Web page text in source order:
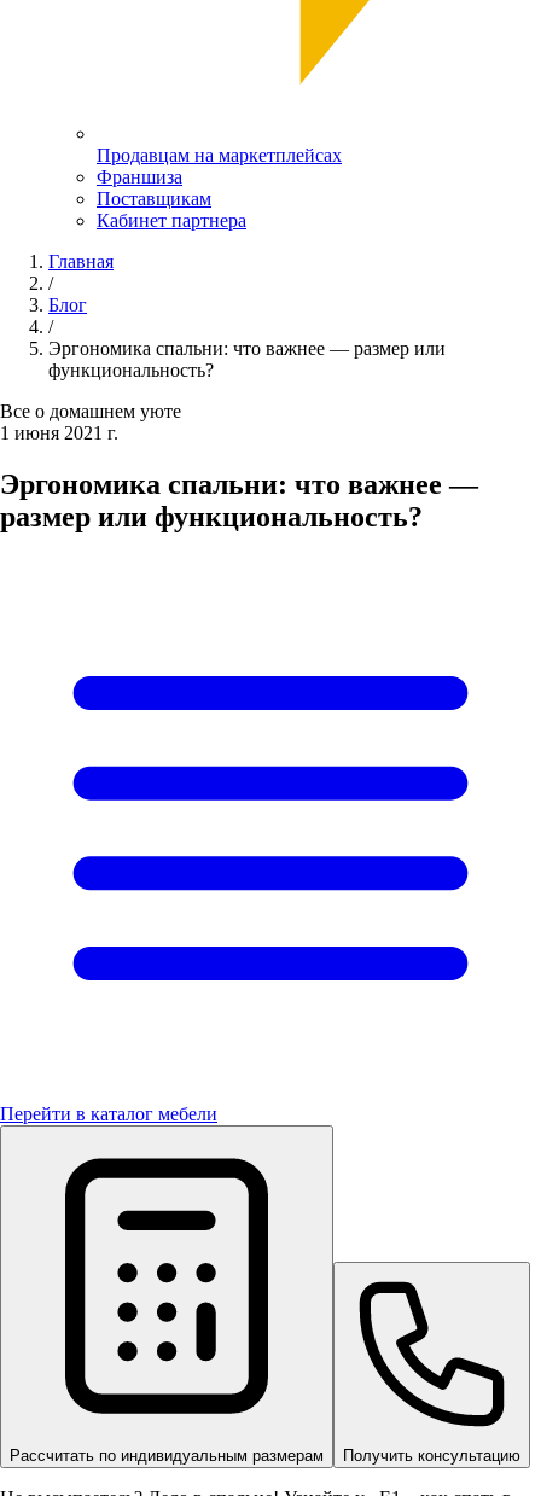
Продавцам на маркетплейсах
Франшиза
Поставщикам
Кабинет партнера
Главная
/
Блог
/
Эргономика спальни: что важнее — размер или
функциональность?
Все о домашнем уюте
1 июня 2021 г.
Эргономика спальни: что важнее —
размер или функциональность?
Перейти в каталог мебели
Рассчитать по индивидуальным размерам Получить консультацию